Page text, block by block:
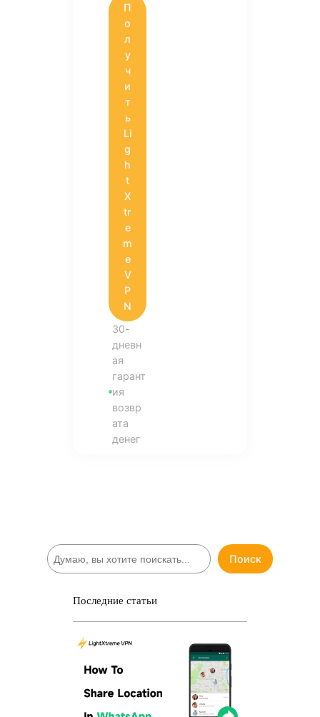
П
о
л
у
ч
и
т
ь
Li
g
h
t
X
tr
e
m
e
V
P
N
30-
дневн
ая
гарант
ия
возвр
ата
денег
П
о
Поиск
Последние статьи